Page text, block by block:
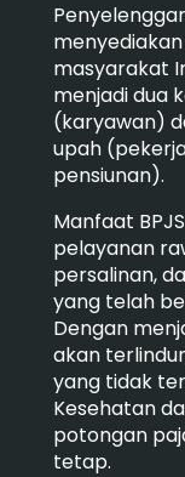
masyarakat
menjadi dua
(karyawan)
upah
pensiunan).
Manfaat
pelayanan
persalinan,
yang telah
Dengan
akan
yang tidak
Kesehatan
potongan
tetap.